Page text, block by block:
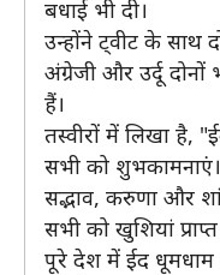
बधाई भी दी।
उन्होंने ट्वीट के साथ
अंग्रेजी और उर्दू
हैं।
तस्वीरों में लिखा है,
सभी को
सद्भाव, करुणा और
सभी को खुशियां
पूरे देश में ईद धूमधाम